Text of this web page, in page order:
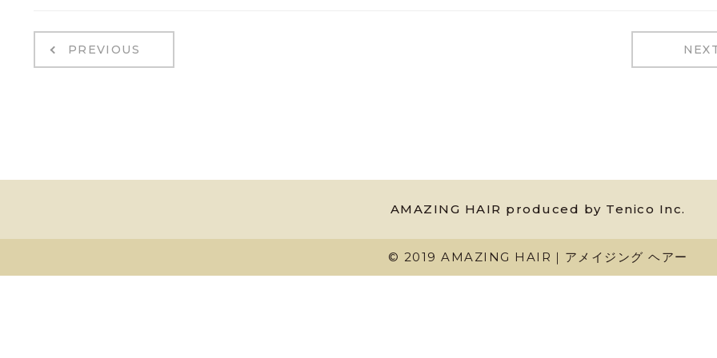
PREVIOUS
AMAZING HAIR produced by Tenico Inc.
© 2019 AMAZING HAIR｜アメイジング ヘアー